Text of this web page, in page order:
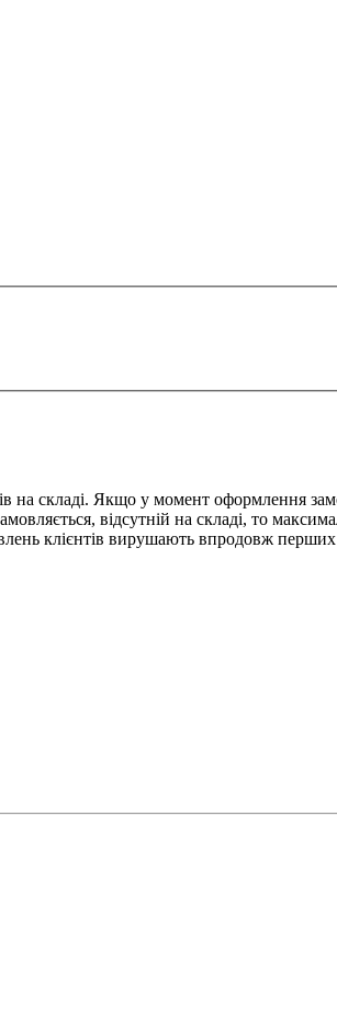
на складі. Якщо у момент оформлення
відсутній на складі, то
клієнтів вирушають впродовж перших